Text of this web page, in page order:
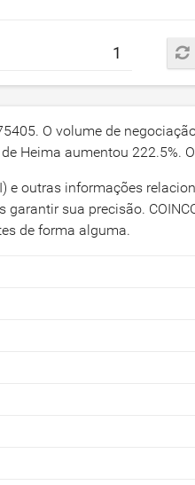
. O volume de
Heima aumentou 222.5%.
e outras informações
sua precisão.
de forma alguma.